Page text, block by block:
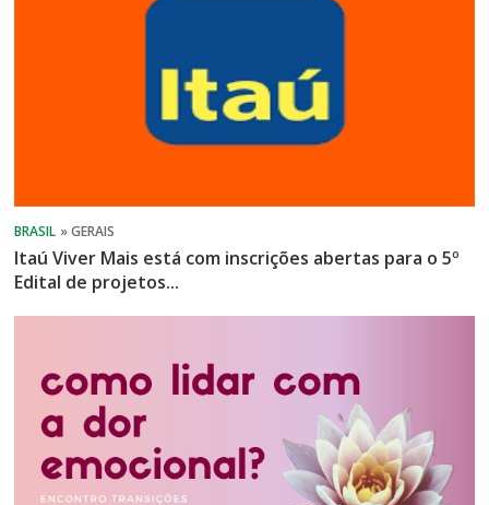
Itaú Viver Mais está com inscrições abertas para o 5º
Edital de projetos...